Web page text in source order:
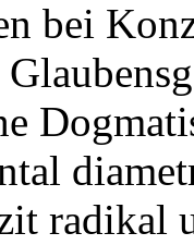
bei
radikal